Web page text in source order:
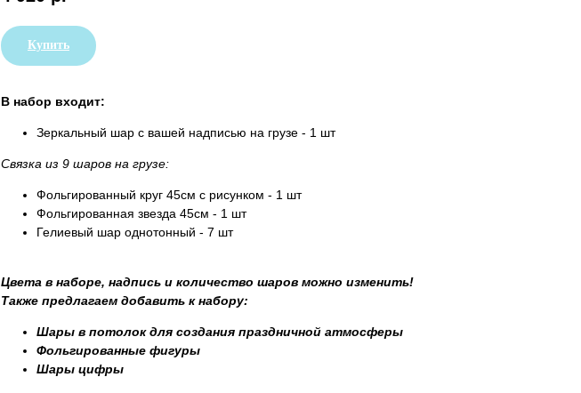
Купить
В набор входит:
Зеркальный шар с вашей надписью на грузе - 1 шт
Связка из 9 шаров на грузе:
Фольгированный круг 45см с рисунком - 1 шт
Фольгированная звезда 45см - 1 шт
Гелиевый шар однотонный - 7 шт
Цвета в наборе, надпись и количество шаров можно изменить!
Также предлагаем добавить к набору:
Шары в потолок для создания праздничной атмосферы
Фольгированные фигуры
Шары цифры